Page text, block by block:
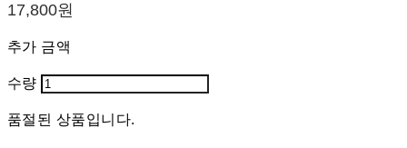
17,800원
추가 금액
수량
품절된 상품입니다.